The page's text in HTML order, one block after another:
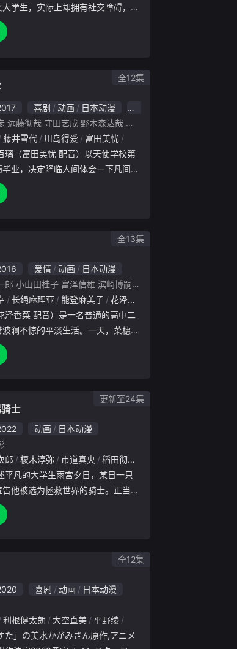
学生，实际上却拥有社交障碍，无
，因此常常宅在家中，孤独的制作
服装。星野日向（长江里加 配音）
美里
和气杏未
喜剧 动画 日本动漫
远藤彻哉 守田艺成 野木森达哉 矢花馨
藤井雪代 川岛得爱 富田美忧
业，决定降临人间体会一下凡间的
璃的未来规划中，她将要一边做善
一遍完成在人类学校中的课业，然
全12集
爱情 动画
日本动漫
郎 小山田桂子 富泽信雄 滨崎博嗣 京极尚彦
长绳麻理亚 能登麻美子 花泽香菜
澜不惊的平淡生活。一天，菜穗收
件，寄件人竟然是10年后的自己，
自己的生命中发生了无法挽回的巨
全13集
古川登志夫 植田佳奈 喜多村英梨
士
动画
日本动漫
郎 榎木淳弥 市道真央 稻田彻
他被选为拯救世界的骑士。正当夕
受到敌人的袭击，并被他应守护的
拯救，没想到公主却是企图征服世
更新至24集
喜剧 动画
日本动漫
利根健太朗 大空直美 平野绫
全12集